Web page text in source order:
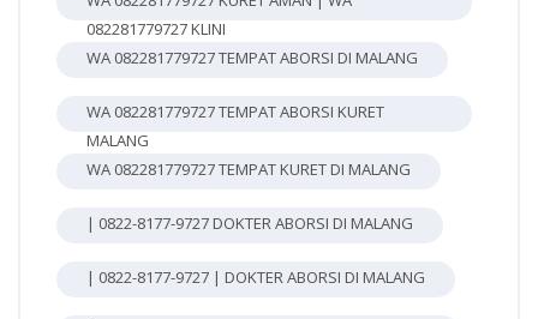
082281779727 KLINI
WA 082281779727 TEMPAT ABORSI DI MALANG
WA 082281779727 TEMPAT ABORSI KURET
MALANG
WA 082281779727 TEMPAT KURET DI MALANG
| 0822-8177-9727 DOKTER ABORSI DI MALANG
| 0822-8177-9727 | DOKTER ABORSI DI MALANG